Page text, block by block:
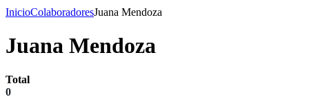
InicioColaboradoresJuana Mendoza
Juana Mendoza
Total
0